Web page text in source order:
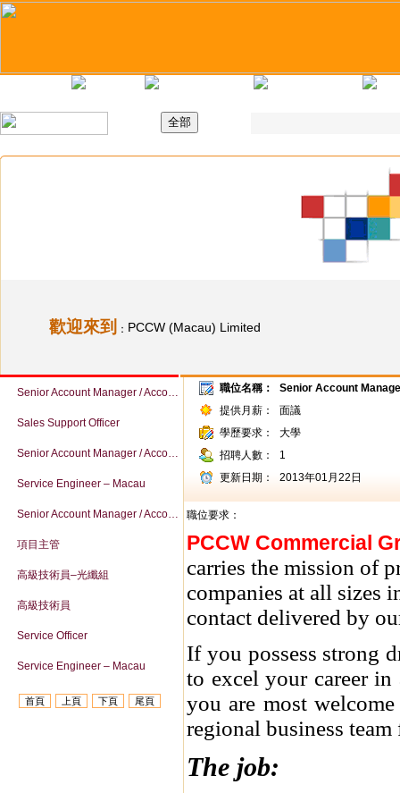
歡迎來到 ： PCCW (Macau) Limited
Senior Account Manager / Account Manager – Macau
Sales Support Officer
Senior Account Manager / Account Manager – Macau
Service Engineer – Macau
Senior Account Manager / Account Manager – Macau
項目主管
高級技術員–光纖組
高級技術員
Service Officer
Service Engineer – Macau
首頁 上頁 下頁 尾頁
職位名稱：
Senior Account
提供月薪：
面議
學歷要求：
大學
招聘人數：
1
更新日期：
2013年01月22日
職位要求：
PCCW Commercial
carries the mission of
companies at all sizes
contact delivered by
If you possess strong
to excel your career in
you are most
regional business
The job: